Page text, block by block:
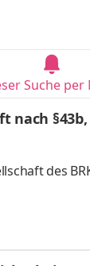
Suche
§43b,
des